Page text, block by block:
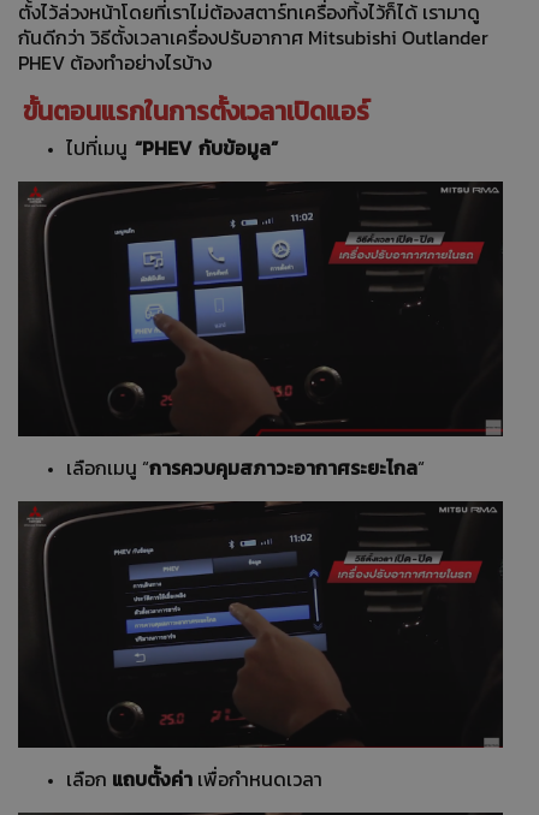
ตั้งไว้ล่วงหน้าโดยที่เราไม่ต้องสตาร์ทเครื่องทิ้งไว้ก็ได้ เรามาดู
กันดีกว่า วิธีตั้งเวลาเครื่องปรับอากาศ Mitsubishi Outlander
PHEV ต้องทำอย่างไรบ้าง
ขั้นตอนแรกในการตั้งเวลาเปิดแอร์
ไปที่เมนู “PHEV กับข้อมูล”
เลือกเมนู “การควบคุมสภาวะอากาศระยะไกล“
เลือก แถบตั้งค่า เพื่อกำหนดเวลา